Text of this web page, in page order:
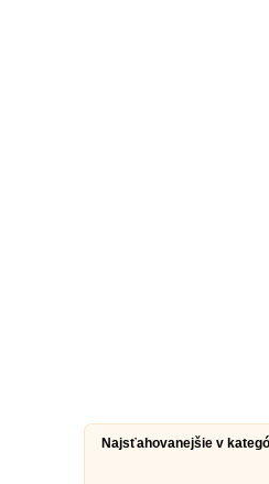
Najsťahovanejšie v